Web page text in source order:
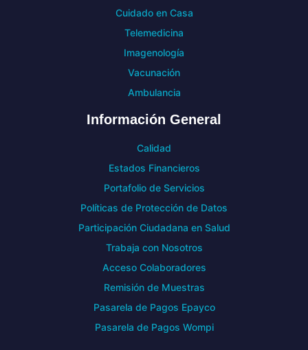
Cuidado en Casa
Telemedicina
Imagenología
Vacunación
Ambulancia
Información General
Calidad
Estados Financieros
Portafolio de Servicios
Políticas de Protección de Datos
Participación Ciudadana en Salud
Trabaja con Nosotros
Acceso Colaboradores
Remisión de Muestras
Pasarela de Pagos Epayco
Pasarela de Pagos Wompi